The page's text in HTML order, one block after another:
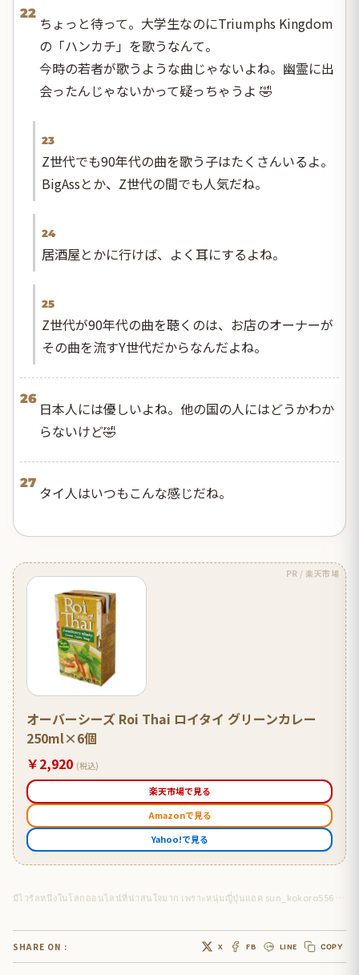
22
ちょっと待って。大学生なのにTriumphs Kingdom
の「ハンカチ」を歌うなんて。
今時の若者が歌うような曲じゃないよね。幽霊に出
会ったんじゃないかって疑っちゃうよ 🤣
23
Z世代でも90年代の曲を歌う子はたくさんいるよ。
BigAssとか、Z世代の間でも人気だね。
24
居酒屋とかに行けば、よく耳にするよね。
25
Z世代が90年代の曲を聴くのは、お店のオーナーが
その曲を流すY世代だからなんだよね。
26
日本人には優しいよね。他の国の人にはどうかわか
らないけど🤣
27
タイ人はいつもこんな感じだね。
PR / 楽天市場
オーバーシーズ Roi Thai ロイタイ グリーンカレー
250ml×6個
￥2,920 (税込)
楽天市場で見る
Amazonで見る
Yahoo!で見る
มีไวรัลหนึ่งในโลกออนไลน์ที่น่าสนใจมาก เพราะหนุ่มญี่ปุ่นแอค sun_kokoro556 ได้โพสต์ถึงเหตุการณ์ชวนประทับใจระหว่างที่ตัวเองท่องเที่ยวอยู่ที่เมืองพัทยาคนเดียว
SHARE ON : X FB LINE COPY